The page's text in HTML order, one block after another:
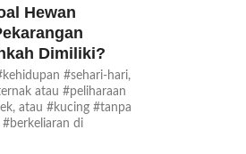
Hewan
Dimiliki?
#sehari-hari,
atau #peliharaan
atau #kucing #tanpa
di